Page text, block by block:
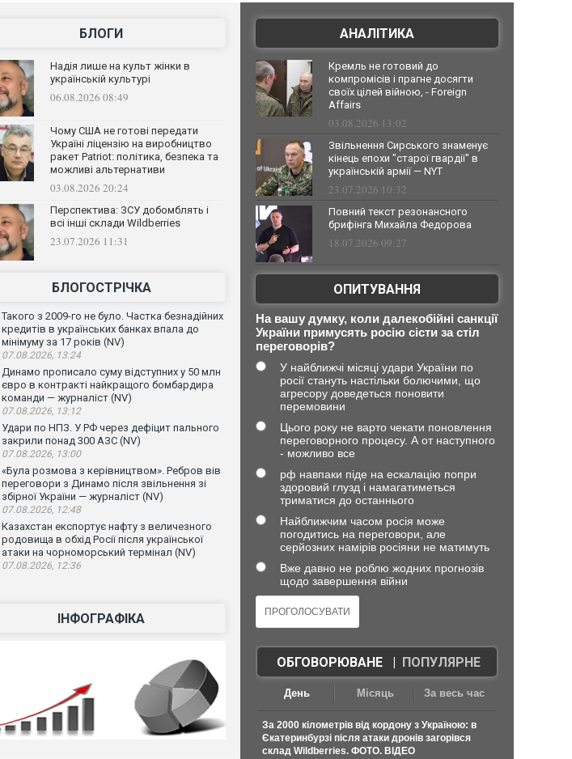
БЛОГИ
Надія лише на культ жінки в
українській культурі
06.08.2026 08:49
Чому США не готові передати
Україні ліцензію на виробництво
ракет Patriot: політика, безпека та
можливі альтернативи
03.08.2026 20:24
Перспектива: ЗСУ добомблять і
всі інші склади Wildberries
23.07.2026 11:31
БЛОГОСТРІЧКА
Такого з 2009-го не було. Частка безнадійних
кредитів в українських банках впала до
мінімуму за 17 років (NV)
07.08.2026, 13:24
Динамо прописало суму відступних у 50 млн
євро в контракті найкращого бомбардира
команди — журналіст (NV)
07.08.2026, 13:12
Удари по НПЗ. У РФ через дефіцит пального
закрили понад 300 АЗС (NV)
07.08.2026, 13:00
«Була розмова з керівництвом». Ребров вів
переговори з Динамо після звільнення зі
збірної України — журналіст (NV)
07.08.2026, 12:48
Казахстан експортує нафту з величезного
родовища в обхід Росії після української
атаки на чорноморський термінал (NV)
07.08.2026, 12:36
ІНФОГРАФІКА
АНАЛІТИКА
Кремль не готовий до
компромісів і прагне досягти
своїх цілей війною, - Foreign
Affairs
03.08.2026 13:02
Звільнення Сирського знаменує
кінець епохи "старої гвардії" в
українській армії — NYT
23.07.2026 10:32
Повний текст резонансного
брифінга Михайла Федорова
18.07.2026 09:27
ОПИТУВАННЯ
На вашу думку, коли далекобійні санкції
України примусять росію сісти за стіл
переговорів?
У найближчі місяці удари України по
росії стануть настільки болючими, що
агресору доведеться поновити
перемовини
Цього року не варто чекати поновлення
переговорного процесу. А от наступного
- можливо все
рф навпаки піде на ескалацію попри
здоровий глузд і намагатиметься
триматися до останнього
Найближчим часом росія може
погодитись на переговори, але
серйозних намірів росіяни не матимуть
Вже давно не роблю жодних прогнозів
щодо завершення війни
ОБГОВОРЮВАНЕ| ПОПУЛЯРНЕ
День Місяць За весь час
За 2000 кілометрів від кордону з Україною: в
Єкатеринбурзі після атаки дронів загорівся
склад Wildberries. ФОТО. ВІДЕО